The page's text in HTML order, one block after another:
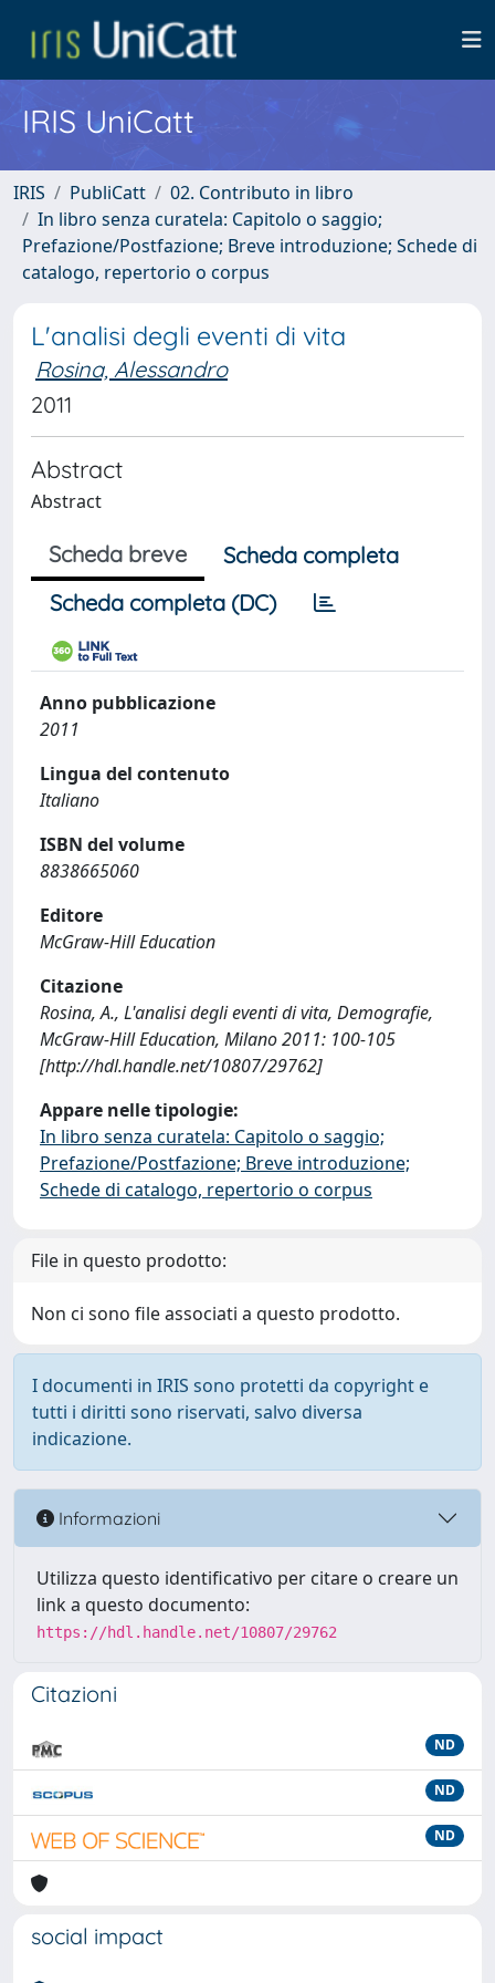
IRIS UniCatt
IRIS PubliCatt
02. Contributo in libro
In libro senza curatela: Capitolo o saggio;
Prefazione/Postfazione; Breve introduzione; Schede di
catalogo, repertorio o corpus
L'analisi degli eventi di vita
Rosina, Alessandro
2011
Abstract
Abstract
Scheda breve
Scheda completa
Scheda completa (DC)
Anno pubblicazione
2011
Lingua del contenuto
Italiano
ISBN del volume
8838665060
Editore
McGraw-Hill Education
Citazione
Rosina, A., L'analisi degli eventi di vita, Demografie,
McGraw-Hill Education, Milano 2011: 100-105
[http://hdl.handle.net/10807/29762]
Appare nelle tipologie:
In libro senza curatela: Capitolo o saggio;
Prefazione/Postfazione; Breve introduzione;
Schede di catalogo, repertorio o corpus
File in questo prodotto:
Non ci sono file associati a questo prodotto.
I documenti in IRIS sono protetti da copyright e
tutti i diritti sono riservati, salvo diversa
indicazione.
Informazioni
Utilizza questo identificativo per citare o creare un
link a questo documento:
https://hdl.handle.net/10807/29762
Citazioni
ND
ND
ND
social impact